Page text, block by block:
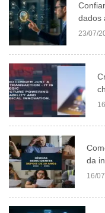
dados
23/07/
da
16/